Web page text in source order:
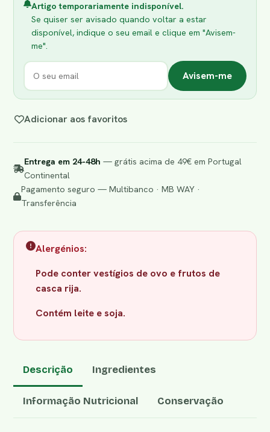
Artigo temporariamente indisponível.
Se quiser ser avisado quando voltar a estar
disponível, indique o seu email e clique em "Avisem-
me".
Avisem-me
Adicionar aos favoritos
Entrega em 24-48h — grátis acima de 49€ em Portugal
Continental
Pagamento seguro — Multibanco · MB WAY ·
Transferência
Alergénios:
Pode conter vestígios de ovo e frutos de
casca rija.
Contém leite e soja.
Descrição Ingredientes
Informação Nutricional Conservação